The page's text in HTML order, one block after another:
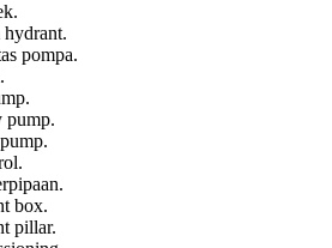
hydrant.
pompa.
pump.
box.
pillar.